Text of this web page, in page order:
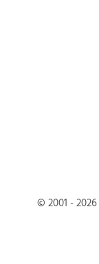
© 2001 - 2026